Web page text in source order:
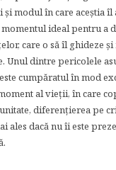
și modul în care aceștia îl
momentul ideal pentru a
care o să îl ghideze
Unul dintre pericolele
cumpăratul în mod
al vieții, în care
diferențierea pe
ales dacă nu îi este